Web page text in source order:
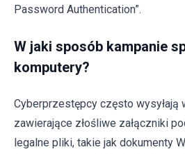
Password Authentication”.
W jaki sposób kampanie
komputery?
Cyberprzestępcy często wysyłają
zawierające złośliwe załączniki
legalne pliki, takie jak dokumenty